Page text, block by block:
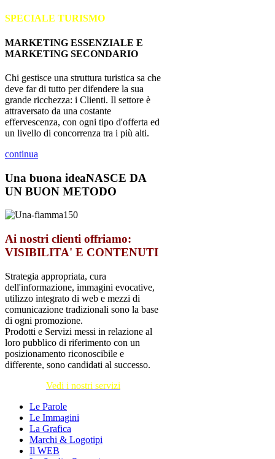
SPECIALE TURISMO
MARKETING ESSENZIALE E
MARKETING SECONDARIO
Chi gestisce una struttura turistica sa che
deve far di tutto per difendere la sua
grande ricchezza: i Clienti. Il settore è
attraversato da una costante
effervescenza, con ogni tipo d'offerta ed
un livello di concorrenza tra i più alti.
continua
Una buona ideaNASCE DA
UN BUON METODO
Ai nostri clienti offriamo:
VISIBILITA' E CONTENUTI
Strategia appropriata, cura
dell'informazione, immagini evocative,
utilizzo integrato di web e mezzi di
comunicazione tradizionali sono la base
di ogni promozione.
Prodotti e Servizi messi in relazione al
loro pubblico di riferimento con un
posizionamento riconoscibile e
differente, sono candidati al successo.
Vedi i nostri servizi
Le Parole
Le Immagini
La Grafica
Marchi & Logotipi
Il WEB